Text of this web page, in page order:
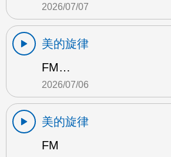
2026/07/07
美的旋律
FM…
2026/07/06
美的旋律
FM